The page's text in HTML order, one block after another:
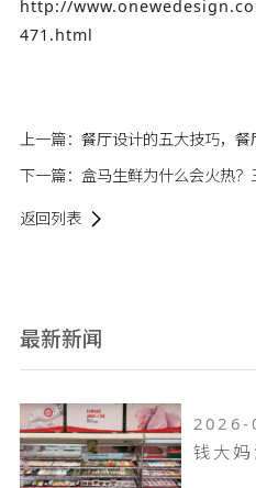
http://
471.html
上一篇： 餐厅设计的五大技巧，
下一篇： 盒马生鲜为什么会火热？
返回列表
最新新闻
2026-